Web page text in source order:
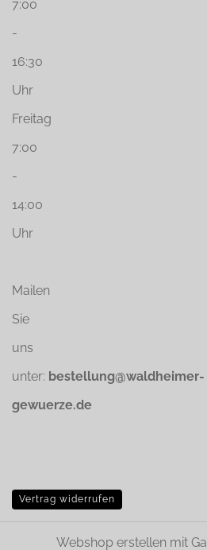
7:00
-
16:30
Uhr
Freitag
7:00
-
14:00
Uhr
Mailen
Sie
uns
unter: bestellung@waldheimer-
gewuerze.de
Vertrag widerrufen
Webshop erstellen mit